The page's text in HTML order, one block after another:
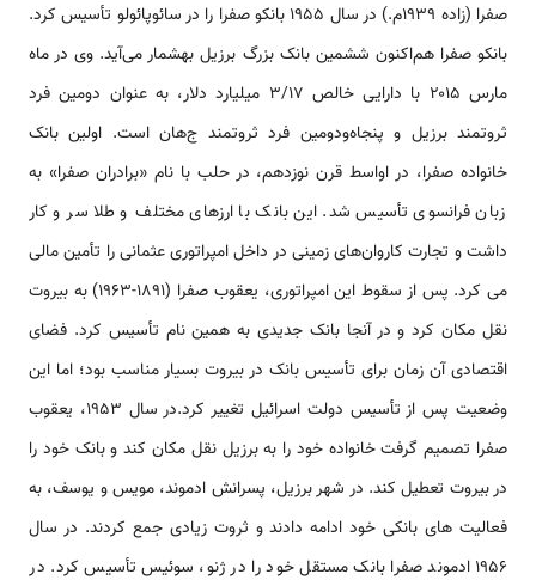
صفرا (زاده 1939م.) در سال ۱۹۵۵ بانکو صفرا را در سائوپائولو تأسیس کرد.
بانکو صفرا هم‌اکنون ششمین بانک بزرگ برزیل به­شمار می‌آید. وی در ماه
مارس ۲۰۱۵ با دارایی خالص 3/17 میلیارد دلار، به عنوان دومین فرد
ثروتمند برزیل و پنجاه‌ودومین فرد ثروتمند ج‌‌‌‌‌‌‌‌‌‌هان ‌‌‌است. اولین بانک
خانواده صفرا، در اواسط قرن نوزدهم، در حلب با نام «برادران صفرا» به
زبان فرانسوی تأسیس شد. این بانک با ارز‌‌‌‌‌‌‌‌‌‌های مختلف و طلا سر و کار
داشت و تجارت کاروان­‌‌‌‌‌‌‌‌‌‌های زمینی در داخل امپراتوری عثمانی را تأمین مالی
می کرد. پس از سقوط این امپراتوری، یعقوب صفرا (1891-1963) به بیروت
نقل مکان کرد و در آنجا بانک جدیدی به همین نام تأسیس کرد. فضای
اقتصادی آن زمان برای تأسیس بانک در بیروت بسیار مناسب بود؛ اما این
وضعیت پس از تأسیس دولت اسرائیل تغییر کرد.در سال 1953، یعقوب
صفرا تصمیم گرفت خانواده خود را به برزیل نقل مکان کند و بانک خود را
در بیروت تعطیل کند. در شهر برزیل، پسرانش ادموند، مویس و یوسف، به
فعالیت ‌‌‌‌‌‌‌‌‌‌های بانکی خود ادامه دادند و ثروت زیادی جمع کردند. در سال
1956 ادموند صفرا بانک مستقل خود را در ژنو، سوئیس تأسیس کرد. در